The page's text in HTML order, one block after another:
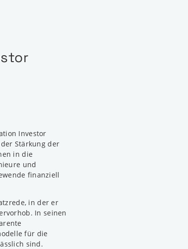
Investor
Stärkung der
in die
und
finanziell
in der er
In seinen
für die
sind.